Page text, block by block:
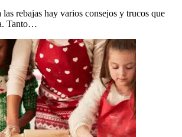
las rebajas hay varios consejos y trucos que
Tanto…